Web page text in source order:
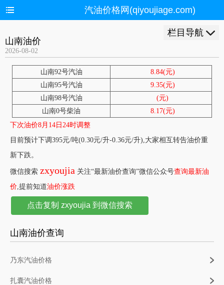
汽油价格网(qiyoujiage.com)
栏目导航
山南油价
2026-08-02
山南92号汽油
8.84(元)
山南95号汽油
9.35(元)
山南98号汽油
(元)
山南0号柴油
8.17(元)
下次油价8月14日24时调整
目前预计下调395元/吨(0.30元/升-0.36元/升),大家相互转告油价重
新下跌。
微信搜索 zxyoujia 关注“最新油价查询”微信公众号查询最新油
价,提前知道油价涨跌
点击复制 zxyoujia 到微信搜索
山南油价查询
乃东汽油价格
扎囊汽油价格